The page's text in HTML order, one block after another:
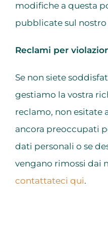
modifiche a questa
pubblicate sul nostro
Reclami per
Se non siete
gestiamo la vostra
reclamo, non esitate
ancora preoccupati
dati personali o se
vengano rimossi dai
contattateci qui.